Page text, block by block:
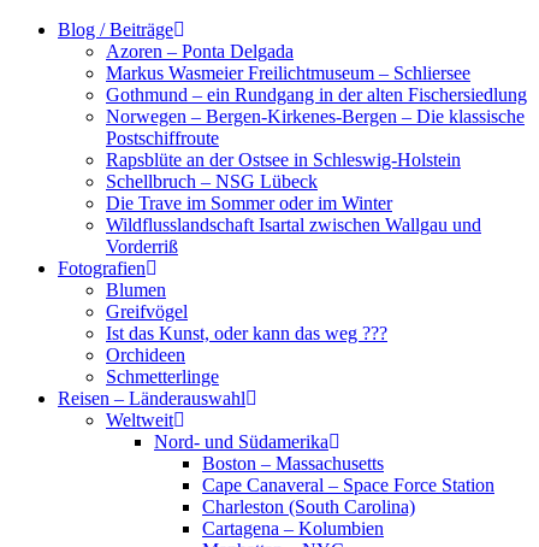
Zum
Blog / Beiträge
Azoren – Ponta Delgada
Markus Wasmeier Freilichtmuseum – Schliersee
Gothmund – ein Rundgang in der alten Fischersiedlung
Norwegen – Bergen-Kirkenes-Bergen – Die klassische
Postschiffroute
Rapsblüte an der Ostsee in Schleswig-Holstein
Schellbruch – NSG Lübeck
Die Trave im Sommer oder im Winter
Wildflusslandschaft Isartal zwischen Wallgau und
Vorderriß
Fotografien
Blumen
Greifvögel
Ist das Kunst, oder kann das weg ???
Orchideen
Schmetterlinge
Reisen – Länderauswahl
Weltweit
Nord- und Südamerika
Boston – Massachusetts
Cape Canaveral – Space Force Station
Charleston (South Carolina)
Cartagena – Kolumbien